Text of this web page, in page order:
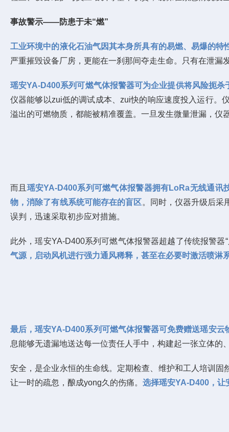
事故警示——防患于未“燃”
工业环境中的液化石油气因其本身所具有的易燃、易爆的特
严重摧毁设备厂房，更能在一刹那间夺走生命。只有在泄漏
瑶安YA-D400系列可燃气体报警器可为企业提供将风险扼
仪器能够以zui低的调试成本、zui快的响应速度投入运行。
溢出的可燃物质，都能被精准覆盖。一旦发生微量泄漏，
而且 瑶安YA-D400系列可燃气体报警器拥有LoRa无线通讯
物，消除了有线系统可能存在的盲区。同时， 仪器升级后采
误判，迅速采取初步应对措施。
此外，瑶安YA-D400系列可燃气体报警器超越了传统报警
气源，启动风机进行强力通风稀释，甚至在必要时激活喷淋
最后，瑶安YA-D400系列可燃气体报警器可免费赠送瑶安云
息能够无遗漏地送达每一位责任人手中，构建起一张立体的
安全，是企业永恒的生命线。定期检查、维护和工人培训
让一时的疏忽，酿成yong久的伤痛。 选择瑶安YA-D400，让